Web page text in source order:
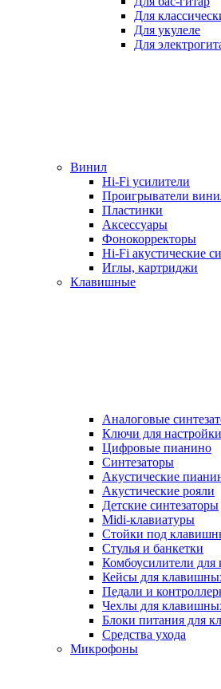
Для
Для укулеле
Для
Винил
Hi-Fi усилители
Проигрыватели
Пластинки
Аксессуары
Фонокорректоры
Hi-Fi акустические
Иглы, картриджи
Клавишные
Аналоговые
Ключи для
Цифровые пианино
Синтезаторы
Акустические
Акустические рояли
Детские синтезаторы
Midi-клавиатуры
Стойки под
Стулья и банкетки
Комбоусилители
Кейсы для
Педали и
Чехлы для
Блоки питания для
Средства ухода
Микрофоны